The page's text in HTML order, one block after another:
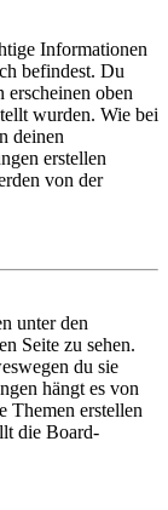
Informationen
befindest. Du
erscheinen oben
wurden. Wie bei
deinen
erstellen
von der
unter den
Seite zu sehen.
du sie
hängt es von
Themen erstellen
die Board-